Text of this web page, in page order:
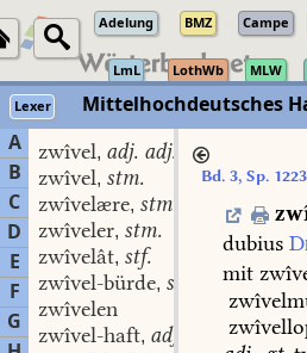
Adelung BMZ Campe
LmL LothWb MLW
Lexer
Mittelhochdeutsches
A
B
C
D
E
F
G
zwîvel, adj. adj. m.
zwîvel, stm.
zwîvelære, stm.
zwîveler, stm.
zwîvelât, stf.
zwîvel-bürde, stf.
zwîvelen
zwîvel-haft, adj.
Bd. 3, Sp. 1223
dubius
mit